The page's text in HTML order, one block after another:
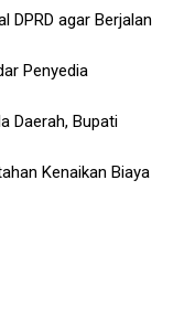
DPRD agar Berjalan
Penyedia
Daerah, Bupati
Kenaikan Biaya